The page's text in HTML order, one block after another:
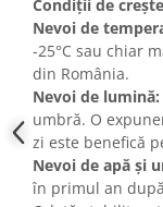
Condiții de
Nevoi de
-25°C sau chiar
din România.
Nevoi de lumină:
umbră. O
zi este benefică
Nevoi de apă și
în primul an